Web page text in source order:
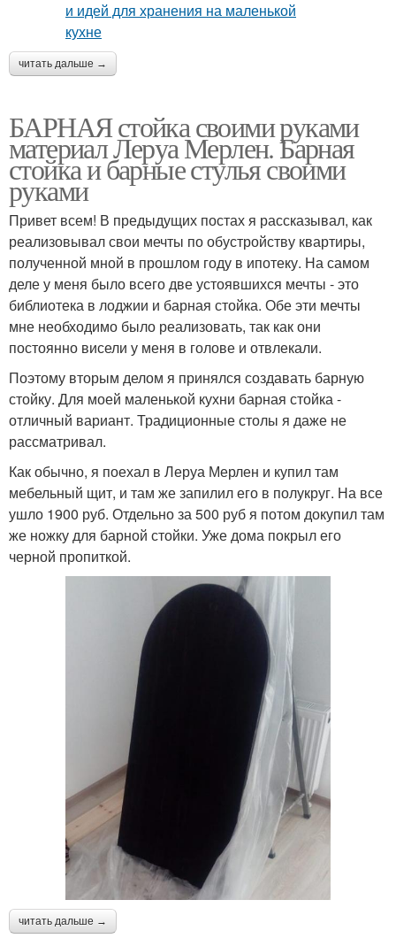
читать дальше →
БАРНАЯ стойка своими руками
материал Леруа Мерлен. Барная
стойка и барные стулья своими
руками
Привет всем! В предыдущих постах я рассказывал, как
реализовывал свои мечты по обустройству квартиры,
полученной мной в прошлом году в ипотеку. На самом
деле у меня было всего две устоявшихся мечты - это
библиотека в лоджии и барная стойка. Обе эти мечты
мне необходимо было реализовать, так как они
постоянно висели у меня в голове и отвлекали.
Поэтому вторым делом я принялся создавать барную
стойку. Для моей маленькой кухни барная стойка -
отличный вариант. Традиционные столы я даже не
рассматривал.
Как обычно, я поехал в Леруа Мерлен и купил там
мебельный щит, и там же запилил его в полукруг. На все
ушло 1900 руб. Отдельно за 500 руб я потом докупил там
же ножку для барной стойки. Уже дома покрыл его
черной пропиткой.
читать дальше →